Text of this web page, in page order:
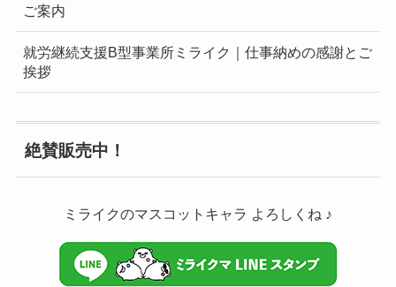
ご案内
就労継続支援B型事業所ミライク｜仕事納めの感謝とご
挨拶
絶賛販売中！
ミライクのマスコットキャラ よろしくね ♪